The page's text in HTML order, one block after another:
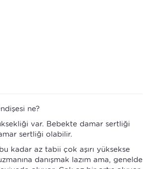
ne?
var. Bebekte damar sertliği
sertliği olabilir.
kadar az tabii çok aşırı yüksekse
danışmak lazım ama, genelde